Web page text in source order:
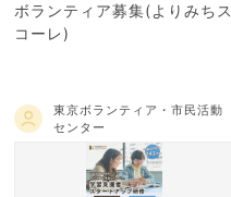
ボランティア募集(よりみちス
コーレ)
東京ボランティア・市民活動
センター